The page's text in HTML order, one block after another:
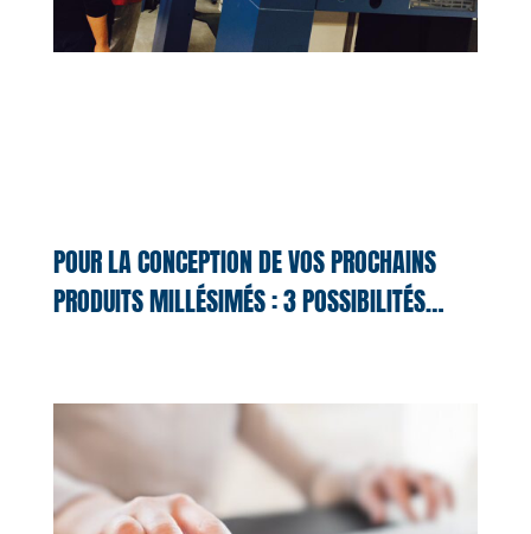
POUR LA CONCEPTION DE VOS PROCHAINS
PRODUITS MILLÉSIMÉS : 3 POSSIBILITÉS…